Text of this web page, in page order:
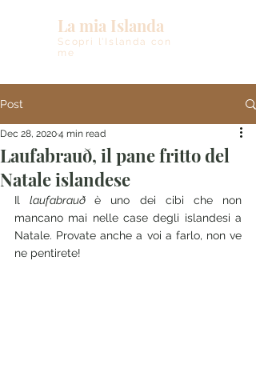
La mia Islanda
Scopri l'Islanda con
me
Post
Laufabrauð, il pane fritto del
Natale islandese
Dec 28, 20204 min read
Il laufabrauð è uno dei cibi che non
mancano mai nelle case degli islandesi a
Natale. Provate anche a voi a farlo, non ve
ne pentirete!